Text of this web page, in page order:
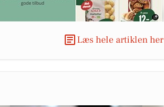
Læs hele artiklen her